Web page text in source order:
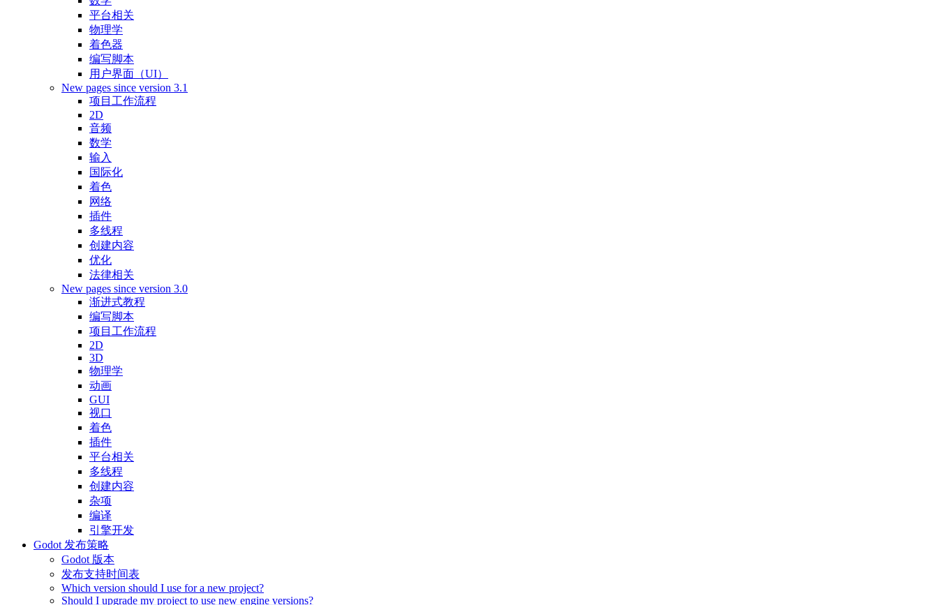
平台相关
物理学
着色器
编写脚本
用户界面（UI）
New pages since version 3.1
项目工作流程
2D
音频
数学
输入
国际化
着色
网络
插件
多线程
创建内容
优化
法律相关
New pages since version 3.0
渐进式教程
编写脚本
项目工作流程
2D
3D
物理学
动画
GUI
视口
着色
插件
平台相关
多线程
创建内容
杂项
编译
引擎开发
Godot 发布策略
Godot 版本
发布支持时间表
Which version should I use for a new project?
Should I upgrade my project to use new engine versions?